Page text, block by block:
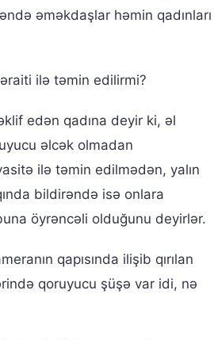
əməkdaşlar həmin qadınları
ilə təmin edilirmi?
edən qadına deyir ki, əl
əlcək olmadan
ilə təmin edilmədən, yalın
bildirəndə isə onlara
öyrəncəli olduğunu deyirlər.
qapısında ilişib qırılan
qoruyucu şüşə var idi, nə